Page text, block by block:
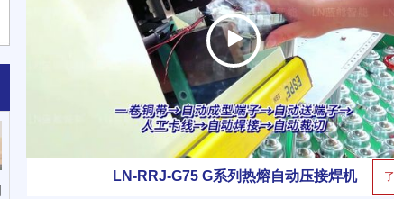
LN-RRJ-G75 G系列热熔自动压接焊机